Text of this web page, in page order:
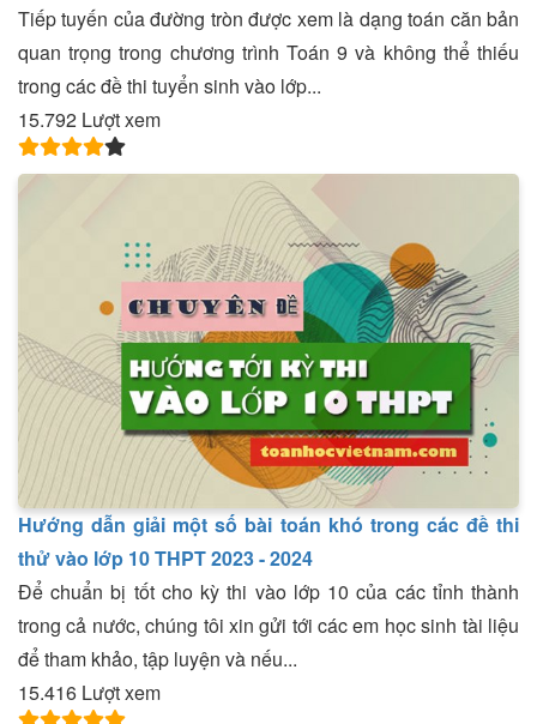
Tiếp tuyến của đường tròn được xem là dạng toán căn bản
quan trọng trong chương trình Toán 9 và không thể thiếu
trong các đề thi tuyển sinh vào lớp...
15.792 Lượt xem
Hướng dẫn giải một số bài toán khó trong các đề thi
thử vào lớp 10 THPT 2023 - 2024
Để chuẩn bị tốt cho kỳ thi vào lớp 10 của các tỉnh thành
trong cả nước, chúng tôi xin gửi tới các em học sinh tài liệu
để tham khảo, tập luyện và nếu...
15.416 Lượt xem